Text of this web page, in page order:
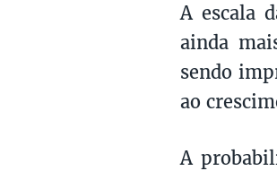
A escala
ainda
sendo
ao
A